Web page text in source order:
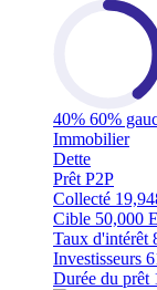
40% 60%
Immobilier
Dette
Prêt P2P
Collecté
Cible 50,000
Taux d'intérêt
Investisseurs
Durée du prêt